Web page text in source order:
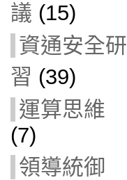
議 (15)
資通安全研
習 (39)
運算思維
(7)
領導統御